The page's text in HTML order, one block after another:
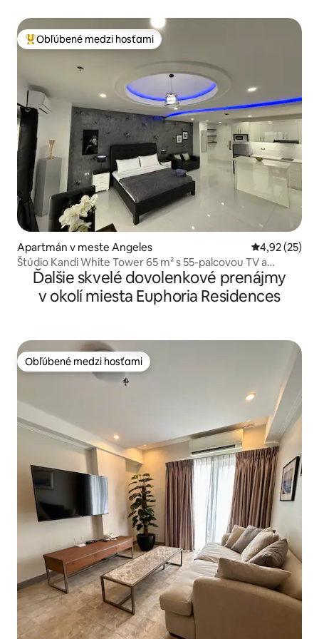
Najobľúbenejšie medzi hosťami
Obľúbené medzi hosťami
Apartmán v meste Angeles Priemerné
4,92 (25)
Štúdio Kandi White Tower 65 m² s 55-palcovou TV a
Netflixom
Ďalšie skvelé dovolenkové prenájmy
v okolí miesta Euphoria Residences
Obľúbené medzi hosťami
Obľúbené medzi hosťami